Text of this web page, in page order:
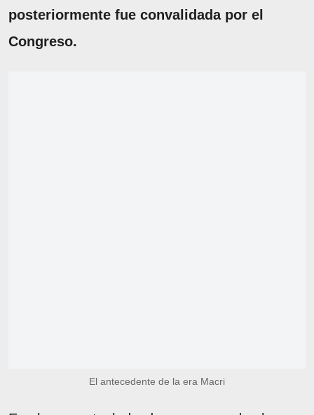
posteriormente fue convalidada por el
Congreso.
El antecedente de la era Macri